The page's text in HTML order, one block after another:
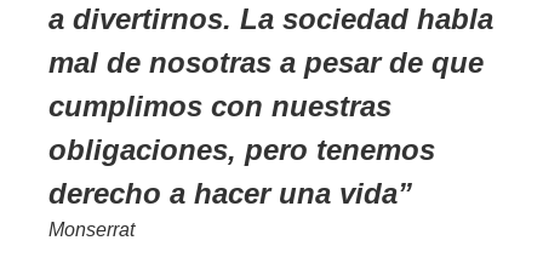
a divertirnos. La sociedad habla
mal de nosotras a pesar de que
cumplimos con nuestras
obligaciones, pero tenemos
derecho a hacer una vida
Monserrat